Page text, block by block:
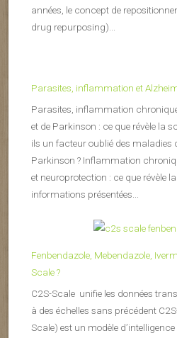
années, le concept de
drug repurposing)...
Parasites, inflammation et
Parasites, inflammation
et de Parkinson : ce que révèle la
ils un facteur oublié des maladies
Parkinson ? Inflammation
et neuroprotection : ce que révèle
informations présentées...
Fenbendazole, Mebendazole,
Scale ?
C2S-Scale unifie les données
à des échelles sans précédent
Scale) est un modèle